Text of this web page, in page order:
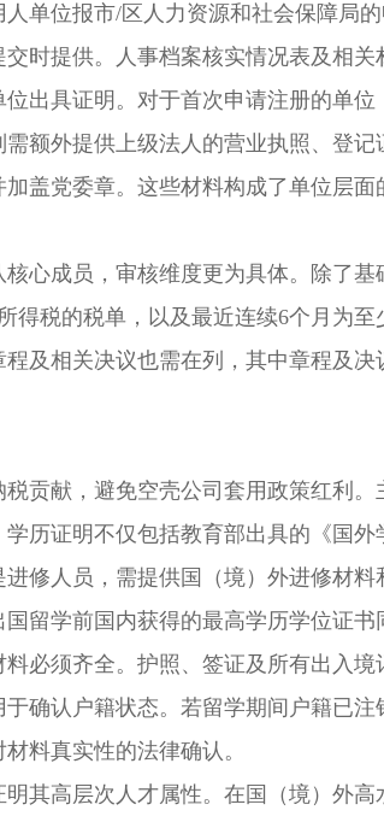
单位报市/区人力资源和社会保障局
时提供。人事档案核实情况表及相关
出具证明。对于首次申请注册的单位
额外提供上级法人的营业执照、登记
盖党委章。这些材料构成了单位层面
成员，审核维度更为具体。除了基
得税的税单，以及最近连续6个月为至
及相关决议也需在列，其中章程及决
献，避免空壳公司套用政策红利。
历证明不仅包括教育部出具的《国外
修人员，需提供国（境）外进修材料
留学前国内获得的最高学历学位证书
必须齐全。护照、签证及所有出入境
确认户籍状态。若留学期间户籍已注
料真实性的法律确认。
高层次人才属性。在国（境）外高